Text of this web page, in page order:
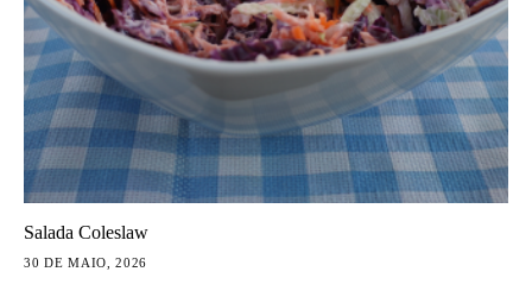
Salada Coleslaw
30 DE MAIO, 2026